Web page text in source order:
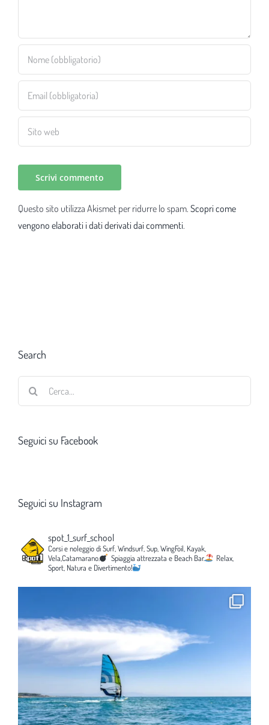
Questo sito utilizza Akismet per ridurre lo spam. Scopri come
vengono elaborati i dati derivati dai commenti.
Search
Seguici su Facebook
Seguici su Instagram
spot_1_surf_school
Corsi e noleggio di Surf, Windsurf, Sup, WingFoil, Kayak,
Vela,Catamarano.
Spiaggia attrezzata e Beach Bar.
Relax,
Sport, Natura e Divertimento!